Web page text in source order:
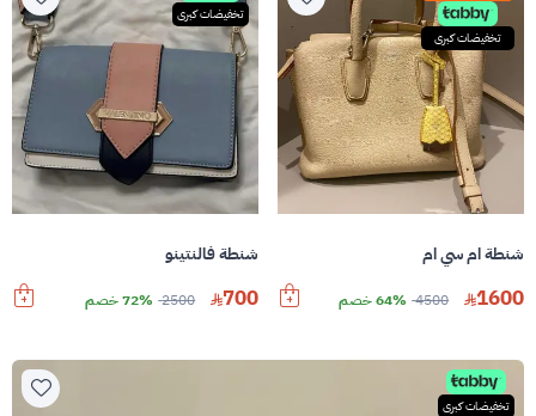
تخفيضات كبرى
شنطة ام سي ام
1600
4500 64% خصم
تخفيضات كبرى
شنطة فالنتينو
700
2500 72% خصم
تخفيضات كبرى